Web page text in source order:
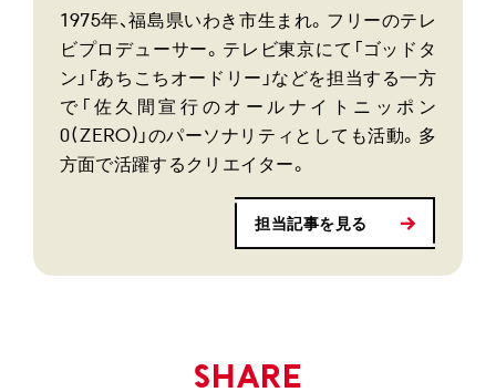
1975年、福島県いわき市生まれ。フリーのテレ
ビプロデューサー。テレビ東京にて「ゴッドタ
ン」「あちこちオードリー」などを担当する一方
で「佐久間宣行のオールナイトニッポン
0(ZERO)」のパーソナリティとしても活動。多
方面で活躍するクリエイター。
担当記事を見る
SHARE